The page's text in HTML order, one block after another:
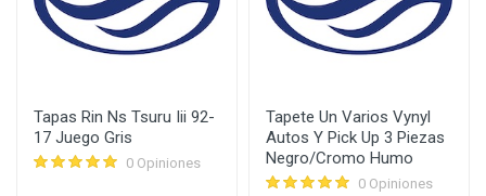
Tapas Rin Ns Tsuru Iii 92-
17 Juego Gris
0 Opiniones
Tapete Un Varios Vynyl
Autos Y Pick Up 3 Piezas
Negro/Cromo Humo
0 Opiniones